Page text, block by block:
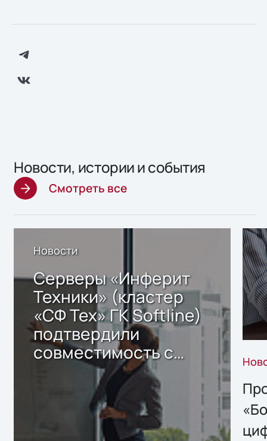
Новости, истории и события
Смотреть все
Новости
Серверы «Инферит
Техники» (кластер
«СФ Тех» ГК Softline)
подтвердили
совместимость с
решением Sharx
Storage 2.x для
хранения данных